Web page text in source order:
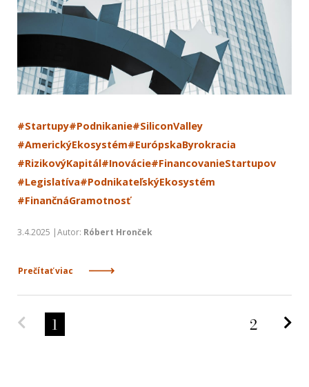
#Startupy#Podnikanie#SiliconValley
#AmerickýEkosystém#EurópskaByrokracia
#RizikovýKapitál#Inovácie#FinancovanieStartupov
#Legislatíva#PodnikateľskýEkosystém
#FinančnáGramotnosť
3.4.2025 |Autor: Róbert Hronček
Prečítať viac
Predchádzajúca strana
1 2